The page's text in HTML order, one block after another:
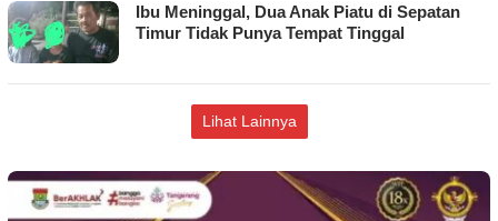
Ibu Meninggal, Dua Anak Piatu di Sepatan
Timur Tidak Punya Tempat Tinggal
Lihat Lainnya